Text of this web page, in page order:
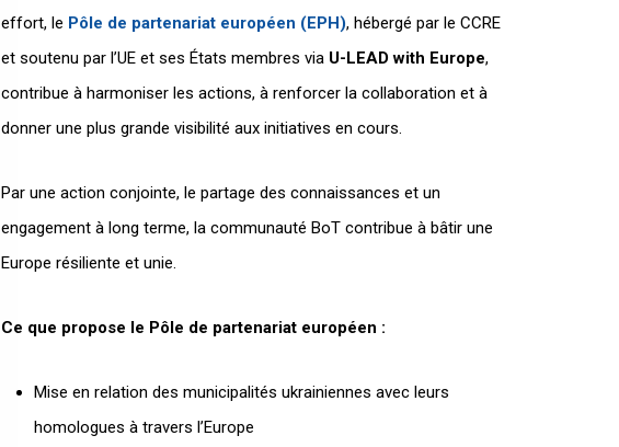
effort, le Pôle de partenariat européen (EPH), hébergé par le CCRE
et soutenu par l’UE et ses États membres via U-LEAD with Europe,
contribue à harmoniser les actions, à renforcer la collaboration et à
donner une plus grande visibilité aux initiatives en cours.
Par une action conjointe, le partage des connaissances et un
engagement à long terme, la communauté BoT contribue à bâtir une
Europe résiliente et unie.
Ce que propose le Pôle de partenariat européen :
Mise en relation des municipalités ukrainiennes avec leurs
homologues à travers l’Europe